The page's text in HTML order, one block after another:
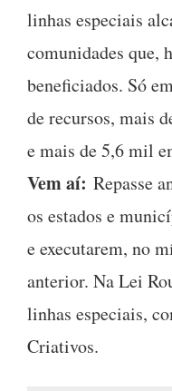
linhas especiais
comunidades que,
beneficiados. Só
de recursos, mais
e mais de 5,6 mil
Vem aí: Repasse
os estados e
e executarem, no
anterior. Na Lei
linhas especiais,
Criativos.